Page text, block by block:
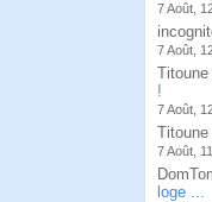
7 Août,
7 Août,
Titoune
!
7 Août,
Titoune
7 Août,
loge ...